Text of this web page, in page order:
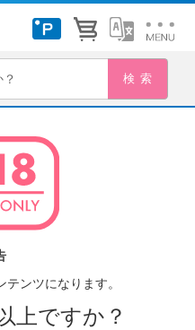
ンツになります。
上ですか？